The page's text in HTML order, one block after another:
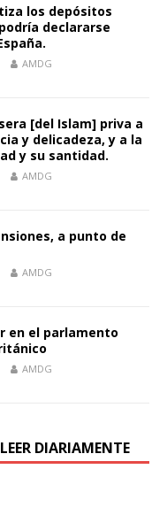
los depósitos
declararse
AMDG
[del Islam] priva a
y delicadeza, y a la
y su santidad.
AMDG
a punto de
AMDG
en el parlamento
AMDG
DIARIAMENTE